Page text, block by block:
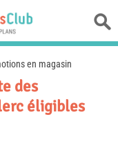
en magasin
des
éligibles